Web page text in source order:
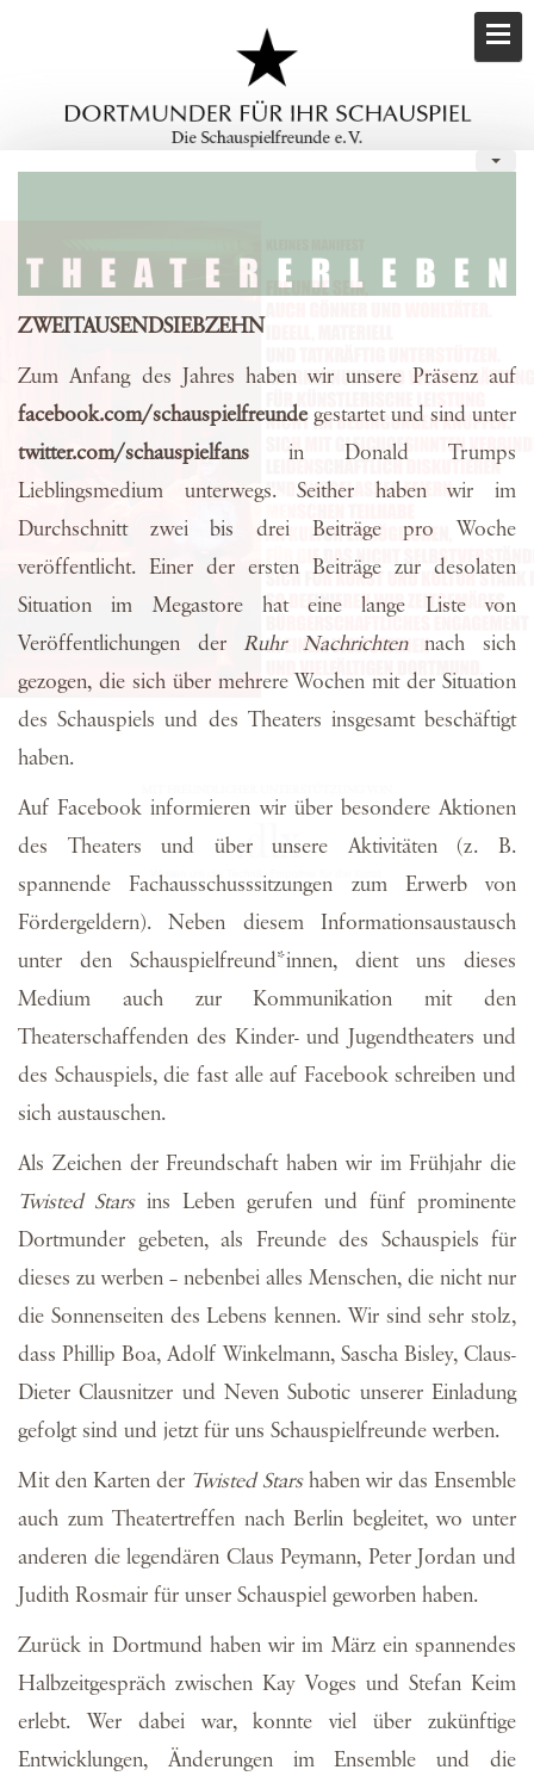
ZWEITAUSENDSIEBZEHN
Zum Anfang des Jahres haben wir unsere Präsenz auf
facebook.com/schauspielfreunde gestartet und sind unter
twitter.com/schauspielfans in Donald Trumps
Lieblingsmedium unterwegs. Seither haben wir im
Durchschnitt zwei bis drei Beiträge pro Woche
veröffentlicht. Einer der ersten Beiträge zur desolaten
Situation im Megastore hat eine lange Liste von
Veröffentlichungen derRuhr Nachrichtennach sich
gezogen, die sich über mehrere Wochen mit der Situation
des Schauspiels und des Theaters insgesamt beschäftigt
haben.
Auf Facebook informieren wir über besondere Aktionen
des Theaters und über unsere Aktivitäten (z. B.
spannende Fachausschusssitzungen zum Erwerb von
Fördergeldern). Neben diesem Informationsaustausch
unter den Schauspielfreund*innen, dient uns dieses
Medium auch zur Kommunikation mit den
Theaterschaffenden des Kinder- und Jugendtheaters und
des Schauspiels, die fast alle auf Facebook schreiben und
sich austauschen.
Als Zeichen der Freundschaft haben wir im Frühjahr die
Twisted Starsins Leben gerufen und fünf prominente
Dortmunder gebeten, als Freunde des Schauspiels für
dieses zu werben – nebenbei alles Menschen, die nicht nur
die Sonnenseiten des Lebens kennen. Wir sind sehr stolz,
dass Phillip Boa, Adolf Winkelmann, Sascha Bisley, Claus-
Dieter Clausnitzer und Neven Subotic unserer Einladung
gefolgt sind und jetzt für uns Schauspielfreunde werben.
Mit den Karten der Twisted Starshaben wir das Ensemble
auch zum Theatertreffen nach Berlin begleitet, wo unter
anderen die legendären Claus Peymann, Peter Jordan und
Judith Rosmair für unser Schauspiel geworben haben.
Zurück in Dortmund haben wir im März ein spannendes
Halbzeitgespräch zwischen Kay Voges und Stefan Keim
erlebt. Wer dabei war, konnte viel über zukünftige
Entwicklungen, Änderungen im Ensemble und die